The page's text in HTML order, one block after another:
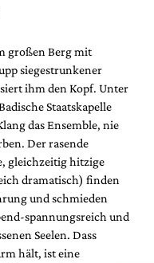
großen Berg mit
siegestrunkener
ihm den Kopf. Unter
Staatskapelle
das Ensemble, nie
Der rasende
gleichzeitig hitzige
dramatisch) finden
und schmieden
spannungsreich und
Seelen. Dass
hält, ist eine